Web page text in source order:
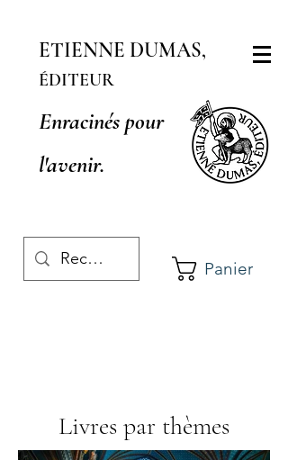
ETIENNE DUMAS,
ÉDITEUR
Enracinés pour
l'avenir.
Panier
Livres par thèmes